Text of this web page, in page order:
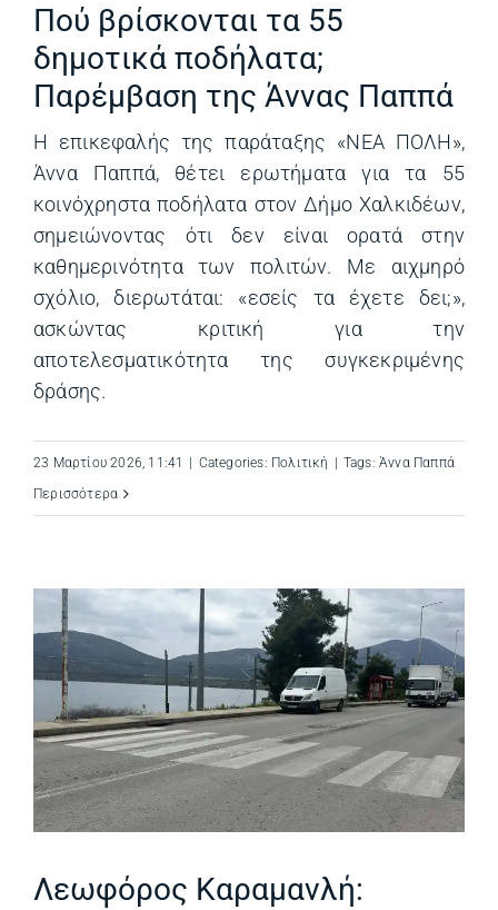
Πού βρίσκονται τα 55
δημοτικά ποδήλατα;
Παρέμβαση της Άννας Παππά
Η επικεφαλής της παράταξης «ΝΕΑ ΠΟΛΗ»,
Άννα Παππά, θέτει ερωτήματα για τα 55
κοινόχρηστα ποδήλατα στον Δήμο Χαλκιδέων,
σημειώνοντας ότι δεν είναι ορατά στην
καθημερινότητα των πολιτών. Με αιχμηρό
σχόλιο, διερωτάται: «εσείς τα έχετε δει;»,
ασκώντας κριτική για την
αποτελεσματικότητα της συγκεκριμένης
δράσης.
23 Μαρτίου 2026, 11:41 Categories: Πολιτική Tags:Άννα Παππά
Περισσότερα
Λεωφόρος Καραμανλή: